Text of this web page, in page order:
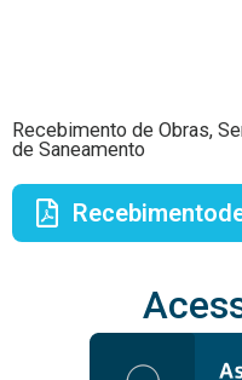
Recebimento de Obras,
de Saneamento